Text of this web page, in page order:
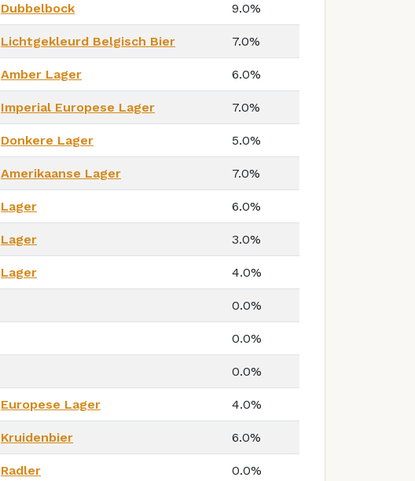
Dubbelbock 9.0%
Lichtgekleurd Belgisch Bier 7.0%
Amber Lager 6.0%
Imperial Europese Lager 7.0%
Donkere Lager 5.0%
Amerikaanse Lager 7.0%
Lager 6.0%
Lager 3.0%
Lager 4.0%
0.0%
0.0%
0.0%
Europese Lager 4.0%
Kruidenbier 6.0%
Radler 0.0%